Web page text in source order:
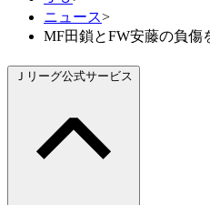
ニュース>
MF田鎖とFW安藤の負傷
Ｊリーグ公式サービス